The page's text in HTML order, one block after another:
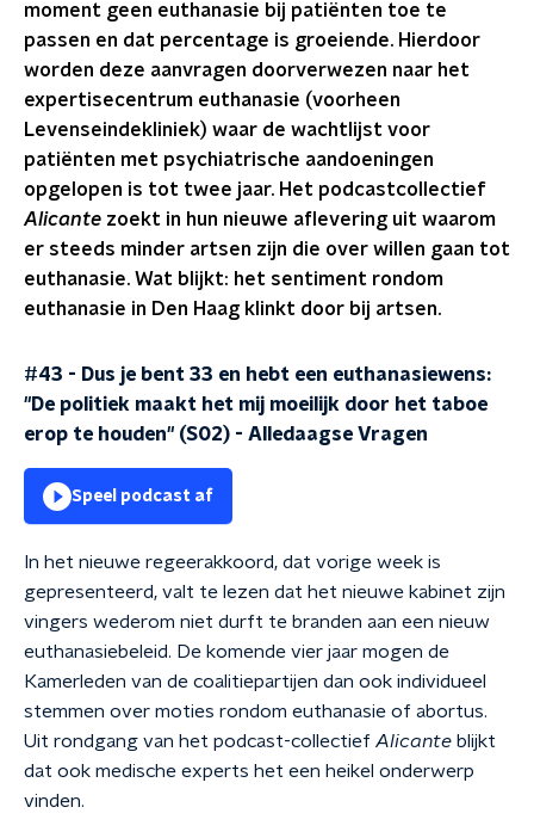
moment geen euthanasie bij patiënten toe te
passen en dat percentage is groeiende. Hierdoor
worden deze aanvragen doorverwezen naar het
expertisecentrum euthanasie (voorheen
Levenseindekliniek) waar de wachtlijst voor
patiënten met psychiatrische aandoeningen
opgelopen is tot twee jaar. Het podcastcollectief
Alicante zoekt in hun nieuwe aflevering uit waarom
er steeds minder artsen zijn die over willen gaan tot
euthanasie. Wat blijkt: het sentiment rondom
euthanasie in Den Haag klinkt door bij artsen.
#43 - Dus je bent 33 en hebt een euthanasiewens:
"De politiek maakt het mij moeilijk door het taboe
erop te houden" (S02) - Alledaagse Vragen
Speel podcast af
In het nieuwe regeerakkoord, dat vorige week is
gepresenteerd, valt te lezen dat het nieuwe kabinet zijn
vingers wederom niet durft te branden aan een nieuw
euthanasiebeleid. De komende vier jaar mogen de
Kamerleden van de coalitiepartijen dan ook individueel
stemmen over moties rondom euthanasie of abortus.
Uit rondgang van het podcast-collectief Alicante blijkt
dat ook medische experts het een heikel onderwerp
vinden.